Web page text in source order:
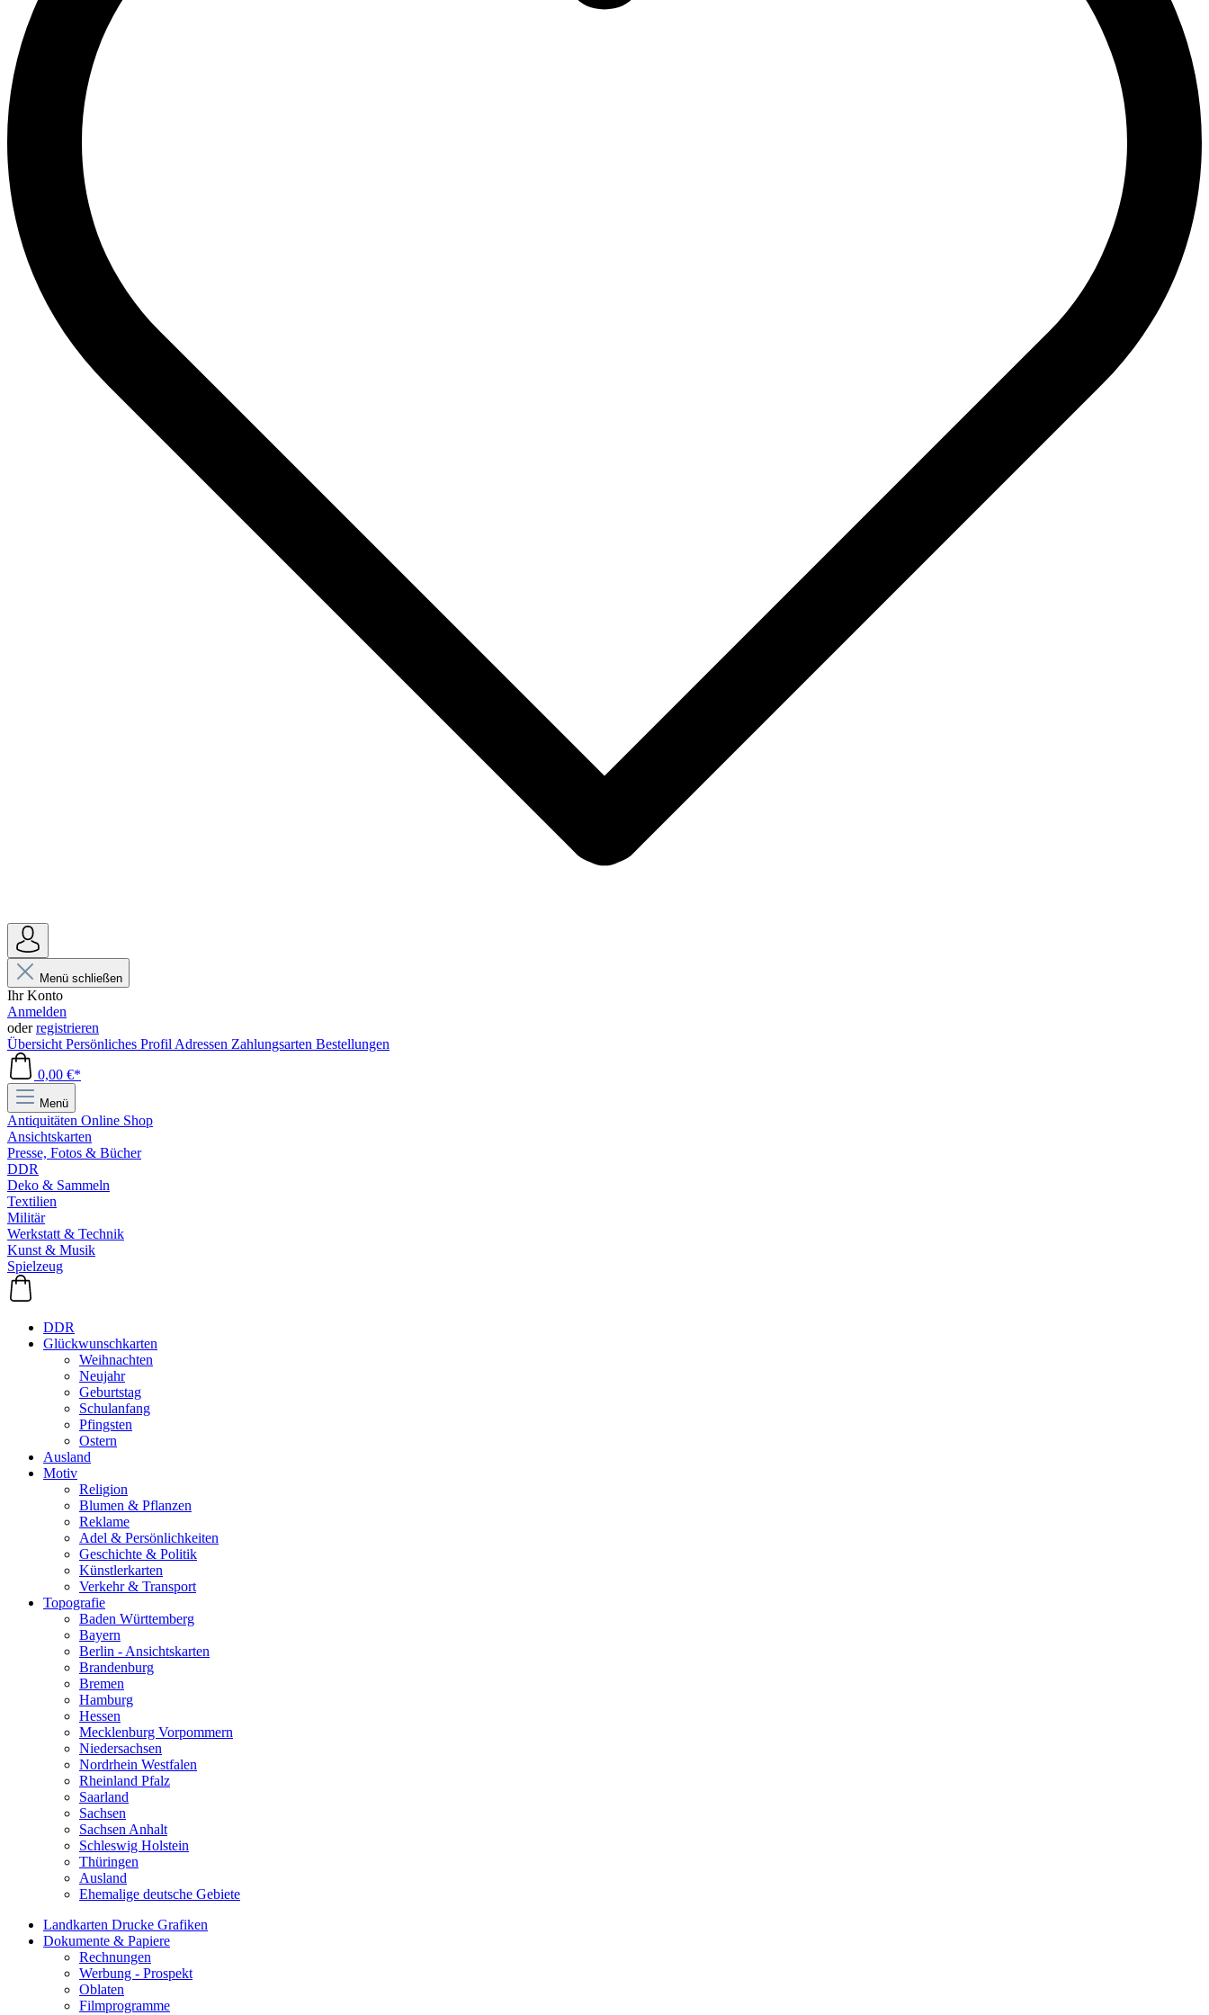
Menü schließen
Ihr Konto
Anmelden
oderregistrieren
Übersicht Persönliches Profil Adressen Zahlungsarten Bestellungen
0,00 €*
Menü
Antiquitäten Online Shop
Ansichtskarten
Presse, Fotos & Bücher
DDR
Deko & Sammeln
Textilien
Militär
Werkstatt & Technik
Kunst & Musik
Spielzeug
DDR
Glückwunschkarten
Weihnachten
Neujahr
Geburtstag
Schulanfang
Pfingsten
Ostern
Ausland
Motiv
Religion
Blumen & Pflanzen
Reklame
Adel & Persönlichkeiten
Geschichte & Politik
Künstlerkarten
Verkehr & Transport
Topografie
Baden Württemberg
Bayern
Berlin - Ansichtskarten
Brandenburg
Bremen
Hamburg
Hessen
Mecklenburg Vorpommern
Niedersachsen
Nordrhein Westfalen
Rheinland Pfalz
Saarland
Sachsen
Sachsen Anhalt
Schleswig Holstein
Thüringen
Ausland
Ehemalige deutsche Gebiete
Landkarten Drucke Grafiken
Dokumente & Papiere
Rechnungen
Werbung - Prospekt
Oblaten
Filmprogramme